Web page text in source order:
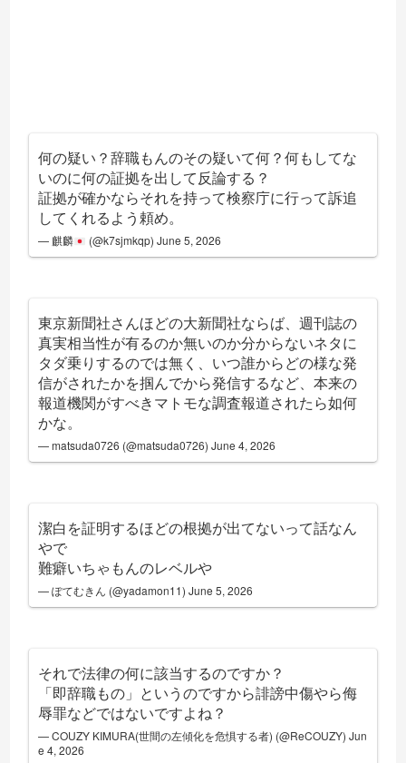
何の疑い？辞職もんのその疑いて何？何もしてな
いのに何の証拠を出して反論する？
証拠が確かならそれを持って検察庁に行って訴追
してくれるよう頼め。
— 麒麟 (@k7sjmkqp) June 5, 2026
東京新聞社さんほどの大新聞社ならば、週刊誌の
真実相当性が有るのか無いのか分からないネタに
タダ乗りするのでは無く、いつ誰からどの様な発
信がされたかを掴んでから発信するなど、本来の
報道機関がすべきマトモな調査報道されたら如何
かな。
— matsuda0726 (@matsuda0726)June 4, 2026
潔白を証明するほどの根拠が出てないって話なん
やで
難癖いちゃもんのレベルや
— ぽてむきん (@yadamon11)June 5, 2026
それで法律の何に該当するのですか？
「即辞職もの」というのですから誹謗中傷やら侮
辱罪などではないですよね？
— COUZY KIMURA(世間の左傾化を危惧する者) (@ReCOUZY)Jun
e 4, 2026